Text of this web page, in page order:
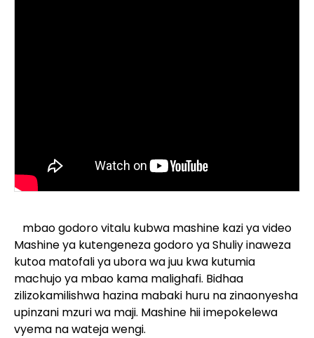
mbao godoro vitalu kubwa mashine kazi ya video
Mashine ya kutengeneza godoro ya Shuliy inaweza
kutoa matofali ya ubora wa juu kwa kutumia
machujo ya mbao kama malighafi. Bidhaa
zilizokamilishwa hazina mabaki huru na zinaonyesha
upinzani mzuri wa maji. Mashine hii imepokelewa
vyema na wateja wengi.